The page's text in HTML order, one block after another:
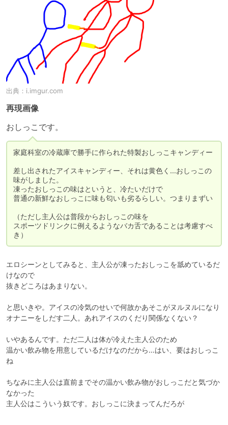
出典： i.imgur.com
再現画像
おしっこです。
家庭科室の冷蔵庫で勝手に作られた特製おしっこキャンディー
差し出されたアイスキャンディー、それは黄色く…おしっこの
味がしました。
凍ったおしっこの味はというと、冷たいだけで
普通の新鮮なおしっこに味も匂いも劣るらしい。つまりまずい
（ただし主人公は普段からおしっこの味を
スポーツドリンクに例えるようなバカ舌であることは考慮すべ
き）
エロシーンとしてみると、主人公が凍ったおしっこを舐めているだ
けなので
抜きどころはあまりない。
と思いきや。アイスの冷気のせいで何故かあそこがヌルヌルになり
オナニーをしだす二人。あれアイスのくだり関係なくない？
いやあるんです。ただ二人は体が冷えた主人公のため
温かい飲み物を用意しているだけなのだから…はい、要はおしっこ
ね
ちなみに主人公は直前までその温かい飲み物がおしっこだと気づか
なかった
主人公はこういう奴です。おしっこに決まってんだろが